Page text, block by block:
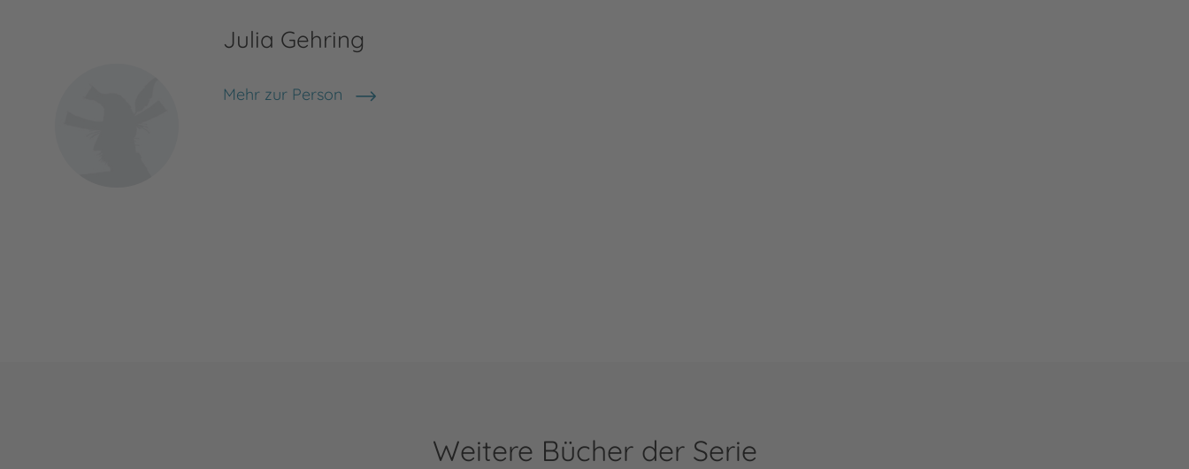
Julia Gehring
Mehr zur Person
Julia Gehring
Weitere Bücher der Serie